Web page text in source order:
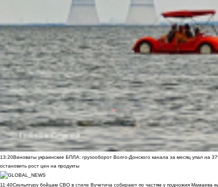
13:20Виноваты украинские БПЛА: грузооборот Волго-Донского канала за месяц упал на
остановить рост цен на продукты
11:40Скульптуру бойцам СВО в стиле Вучетича собирают по частям у подножия Мамаева